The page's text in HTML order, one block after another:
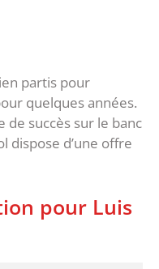
partis pour
quelques années.
de succès sur le banc
dispose d’une offre
pour Luis